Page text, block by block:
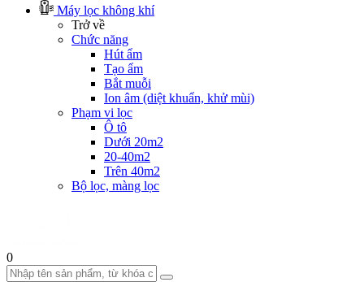
Máy lọc không khí
Trở về
Chức năng
Hút ẩm
Tạo ẩm
Bắt muỗi
Ion âm (diệt khuẩn, khử mùi)
Phạm vi lọc
Ô tô
Dưới 20m2
20-40m2
Trên 40m2
Bộ lọc, màng lọc
0